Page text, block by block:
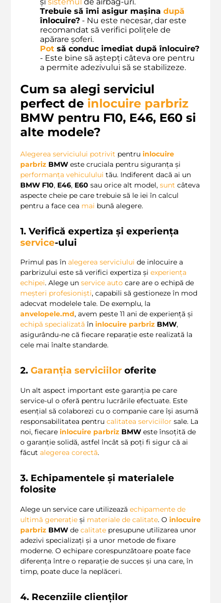
Trebuie să îmi asigur mașina după
înlocuire? - Nu este necesar, dar este
recomandat să verifici polițele de
apărare șoferi.
Pot să conduc imediat după înlocuire?
- Este bine să aștepți câteva ore pentru
a permite adezivului să se stabilizeze.
Cum sa alegi serviciul
perfect de inlocuire parbriz
BMW pentru F10, E46, E60 si
alte modele?
Alegerea serviciului potrivit pentru inlocuire
parbriz BMW este cruciala pentru siguranța și
performanța vehiculului tău. Indiferent dacă ai un
BMW F10, E46, E60 sau orice alt model, sunt câteva
aspecte cheie pe care trebuie să le iei în calcul
pentru a face cea mai bună alegere.
1. Verifică expertiza și experiența
service-ului
Primul pas în alegerea serviciului de inlocuire a
parbrizului este să verifici expertiza și experiența
echipei. Alege un service auto care are o echipă de
meșteri profesioniști, capabili să gestioneze în mod
adecvat modelele tale. De exemplu, la
anvelopele.md, avem peste 11 ani de experiență și
echipă specializată în inlocuire parbriz BMW,
asigurându-ne că fiecare reparație este realizată la
cele mai înalte standarde.
2. Garanția serviciilor oferite
Un alt aspect important este garanția pe care
service-ul o oferă pentru lucrările efectuate. Este
esențial să colaborezi cu o companie care își asumă
responsabilitatea pentru calitatea serviciilor sale. La
noi, fiecare inlocuire parbriz BMW este însoțită de
o garanție solidă, astfel încât să poți fi sigur că ai
făcut alegerea corectă.
3. Echipamentele și materialele
folosite
Alege un service care utilizează echipamente de
ultimă generație și materiale de calitate. O inlocuire
parbriz BMW de calitate presupune utilizarea unor
adezivi specializați și a unor metode de fixare
moderne. O echipare corespunzătoare poate face
diferența între o reparație de succes și una care, în
timp, poate duce la neplăceri.
4. Recenziile clienților